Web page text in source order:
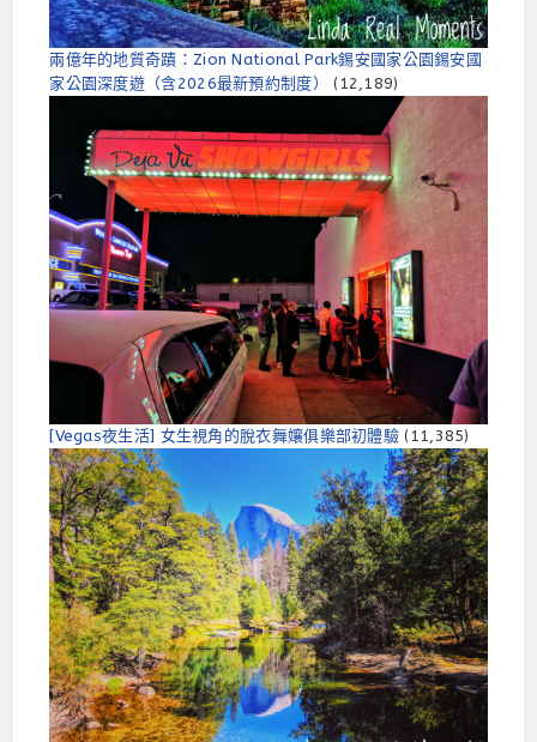
兩億年的地質奇蹟：Zion National Park錫安國家公園錫安國
家公園深度遊（含2026最新預約制​​度）
(12,189)
[Vegas夜生活] 女生視角的脫衣舞孃俱樂部初體驗 (11,385)